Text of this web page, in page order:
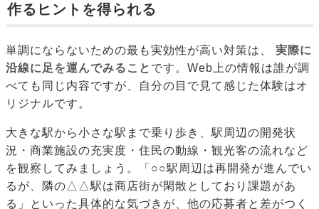
作るヒントを得られる
単調にならないための最も実効性が高い対策は、
実際に
沿線に足を運んでみること です。Web上の情報は誰が調
べても同じ内容ですが、自分の目で見て感じた体験はオ
リジナルです。
大きな駅から小さな駅まで乗り歩き、駅周辺の開発状
況・商業施設の充実度・住民の動線・観光客の流れなど
を観察してみましょう。「○○駅周辺は再開発が進んでい
るが、隣の△△駅は商店街が閑散としており課題があ
る」といった具体的な気づきが、他の応募者と差がつく